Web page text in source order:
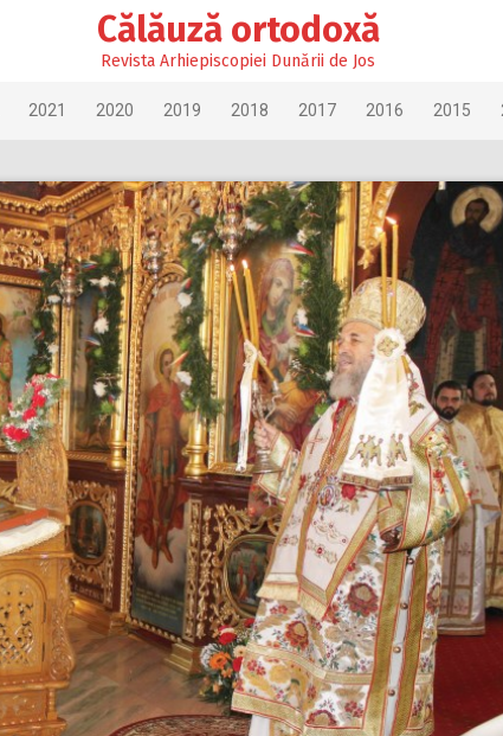
Călăuză ortodoxă
Revista Arhiepiscopiei Dunării de Jos
2021 2020 2019 2018 2017 2016 2015